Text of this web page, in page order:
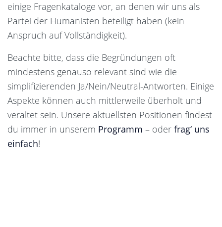
einige Fragenkataloge vor, an denen wir uns als
Partei der Humanisten beteiligt haben (kein
Anspruch auf Vollständigkeit).
Beachte bitte, dass die Begründungen oft
mindestens genauso relevant sind wie die
simplifizierenden Ja/Nein/Neutral-Antworten. Einige
Aspekte können auch mittlerweile überholt und
veraltet sein. Unsere aktuellsten Positionen findest
du immer in unserem Programm – oder frag‘ uns
einfach!